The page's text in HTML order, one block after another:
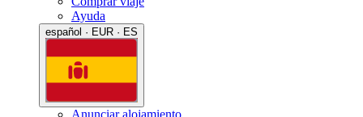
Ayuda
español · EUR · ES
Anunciar alojamiento